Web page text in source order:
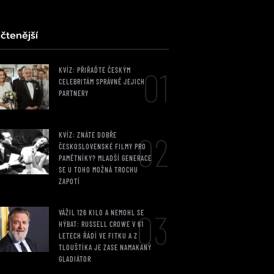
KVÍZ: PŘIŘAĎTE ČESKÝM
CELEBRITÁM SPRÁVNĚ JEJICH
PARTNERY
01
KVÍZ: ZNÁTE DOBŘE
ČESKOSLOVENSKÉ FILMY PRO
PAMĚTNÍKY? MLADŠÍ GENERACE
SE U TOHO MOŽNÁ TROCHU
ZAPOTÍ
02
VÁŽIL 126 KILO A NEMOHL SE
HÝBAT: RUSSELL CROWE V 61
LETECH ŘÁDÍ VE FITKU A Z
TLOUŠTÍKA JE ZASE NAMAKANÝ
GLADIÁTOR
03